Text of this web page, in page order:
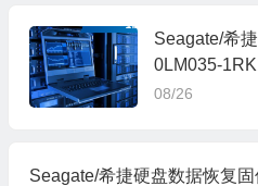
Seagate/希
0LM035-
RT全套
08/26
Seagate/希捷硬盘数据恢复